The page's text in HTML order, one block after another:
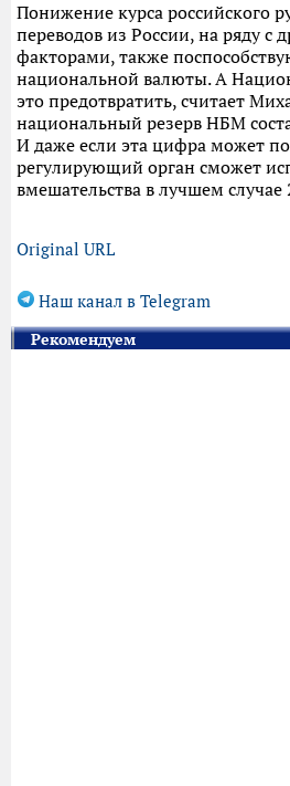
Понижение курса российского
переводов из России, на ряду с
факторами, также
национальной валюты. А
это предотвратить, считает
национальный резерв НБМ
И даже если эта цифра может
регулирующий орган сможет
вмешательства в лучшем
Original URL
Наш канал в Telegram
Рекомендуем